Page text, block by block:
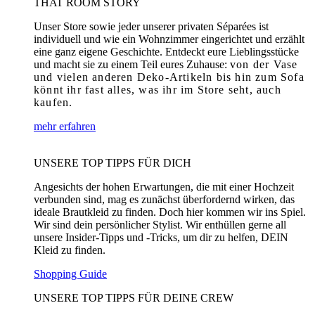
THAT ROOM STORY
Unser Store sowie jeder unserer privaten Séparées ist
individuell und wie ein Wohnzimmer eingerichtet und erzählt
eine ganz eigene Geschichte. Entdeckt eure Lieblingsstücke
und macht sie zu einem Teil eures Zuhause: von der Vase
und vielen anderen Deko-Artikeln bis hin zum Sofa
könnt ihr fast alles, was ihr im Store seht, auch
kaufen.
mehr erfahren
UNSERE TOP TIPPS FÜR DICH
Angesichts der hohen Erwartungen, die mit einer Hochzeit
verbunden sind, mag es zunächst überfordernd wirken, das
ideale Brautkleid zu finden. Doch hier kommen wir ins Spiel.
Wir sind dein persönlicher Stylist. Wir enthüllen gerne all
unsere Insider-Tipps und -Tricks, um dir zu helfen, DEIN
Kleid zu finden.
Shopping Guide
UNSERE TOP TIPPS FÜR DEINE CREW